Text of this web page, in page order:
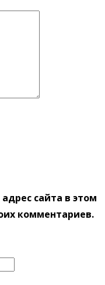
сайта в этом
комментариев.